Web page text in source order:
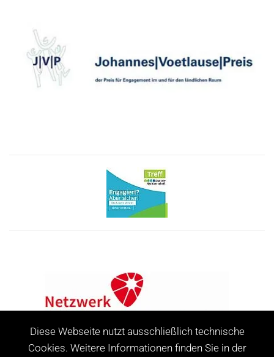
Diese Webseite nutzt ausschließlich technische
Cookies. Weitere Informationen finden Sie in der